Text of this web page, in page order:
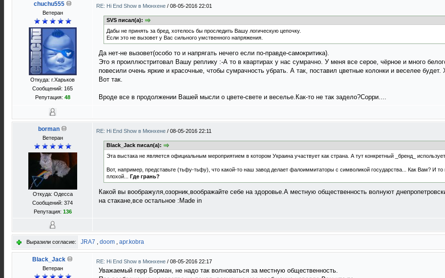
chuchu555
Ветеран
Откуда: г.Харьков
Сообщений: 165
Репутация: 48
RE: Hi End Show в Мюнхене / 08-05-2016 22:01
SVS писал(а):
Дабы не принять за бред, хотелось бы проследить Вашу логическую цепочку.
Если это не вызовет у Вас сильного умственного напряжения.
Да нет-не вызовет(особо то и напрягать нечего если по-правде-самокритика).
Это я проиллюстритовал Вашу реплику :-А то в квартирах у нас сумрачно. У меня все серое, чёрное и много
повесили очень яркие и красочные, чтобы сумрачность убрать. А так, поставил цветные колонки и веселее
Вот так.
Вроде все в продолжении Вашей мысли о цвете-свете и веселье.Как-то не так задело?Сорри....
borman
Ветеран
Откуда: Одесса
Сообщений: 374
Репутация: 136
RE: Hi End Show в Мюнхене / 08-05-2016 22:11
Black_Jack писал(а):
Эта выстака не является официальным мероприятием в котором Украина участвует как страна. А тут конкретный _бренд_
Вот, например, представьте (тьфу-тьфу), что какой-то наш завод делает фалоиммитаторы с символикой государства... Как Вам? И то
плохой... Где грань?
Какой вы воображуля,озорник,воображайте себе на здоровье.А местную общественность волнуют
на стакане,все остальное :Made in
Выразили согласие: JRA7 , doom , apr.kobra
Black_Jack
Ветеран
RE: Hi End Show в Мюнхене / 08-05-2016 22:17
Уважаемый герр Борман, не надо так волноваться за местную общественность.